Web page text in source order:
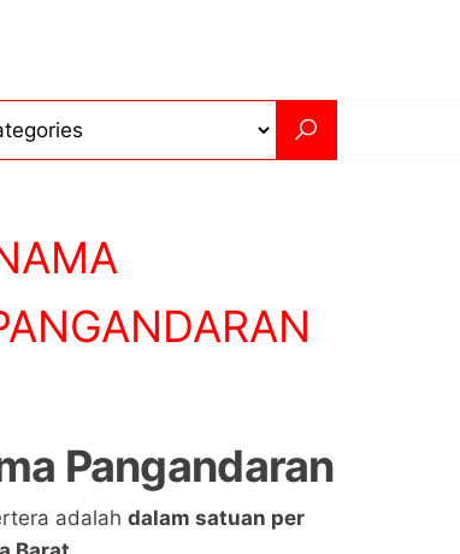
Pangandaran
adalah dalam satuan per